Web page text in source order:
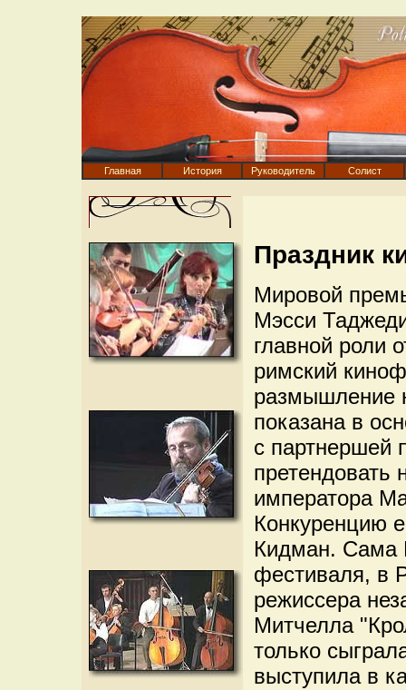
Главная История Руководитель Солист
Праздник
Мировой
Мэсси
главной роли
римский
размышление
показана в
с
претендовать
императора
Конкуренцию
Кидман. Сама
фестиваля, в
режиссера
Митчелла
только
выступила в